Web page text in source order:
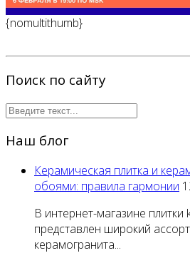
{nomultithumb}
Поиск по сайту
Наш блог
Керамическая плитка и
обоями: правила гармонии
В интернет-магазине плитки
представлен широкий
керамогранита...